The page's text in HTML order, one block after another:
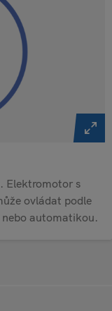
Elektromotor s
ovládat podle
automatikou.